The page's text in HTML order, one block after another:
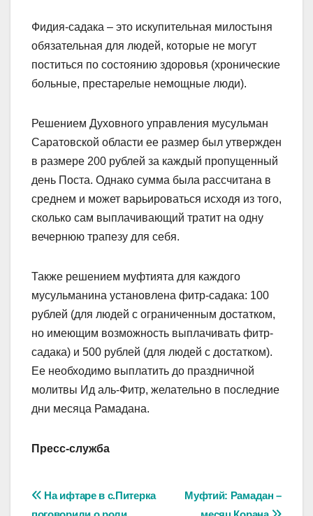
Фидия-садака – это искупительная милостыня
обязательная для людей, которые не могут
поститься по состоянию здоровья (хронические
больные, престарелые немощные люди).
Решением Духовного управления мусульман
Саратовской области ее размер был утвержден
в размере 200 рублей за каждый пропущенный
день Поста. Однако сумма была рассчитана в
среднем и может варьироваться исходя из того,
сколько сам выплачивающий тратит на одну
вечернюю трапезу для себя.
Также решением муфтията для каждого
мусульманина установлена фитр-садака: 100
рублей (для людей с ограниченным достатком,
но имеющим возможность выплачивать фитр-
садака) и 500 рублей (для людей с достатком).
Ее необходимо выплатить до праздничной
молитвы Ид аль-Фитр, желательно в последние
дни месяца Рамадана.
Пресс-служба
Навигация
Муфтий: Рамадан –
На ифтаре в с.Питерка